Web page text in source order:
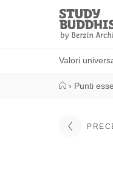
Study
Buddhism
Home
Valori
› Punti